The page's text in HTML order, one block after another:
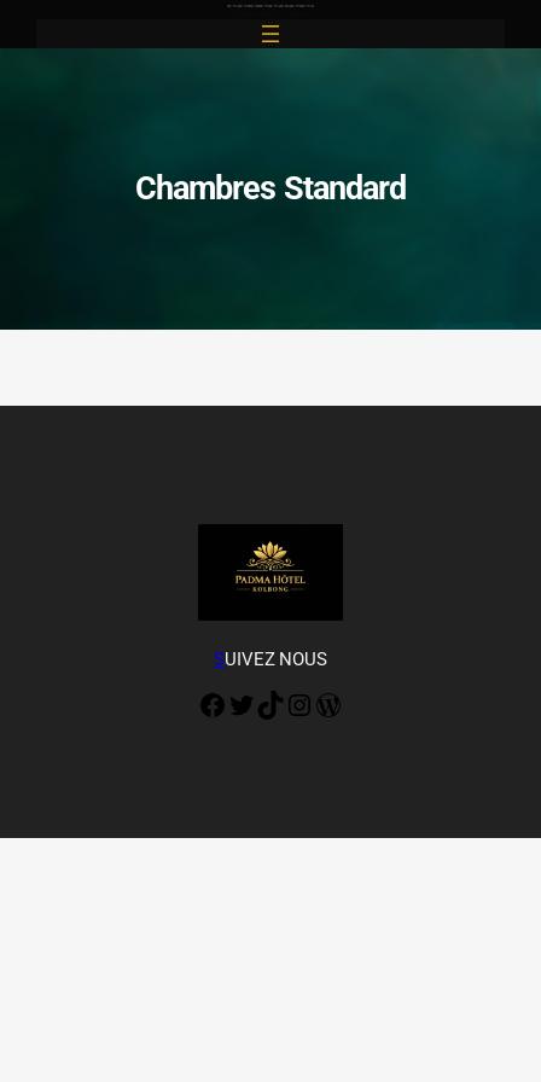
Contenu
RESERVER
Chambres Standard
SUIVEZ NOUS
Facebook
Twitter
TikTok
Instagram
WordPress